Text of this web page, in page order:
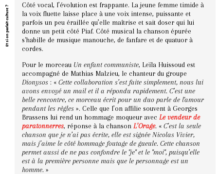
Et si on parlait culture ?
Côté vocal, l’évolution est frappante. La jeune femme timide à
la voix fluette laisse place à une voix intense, puissante et
parfois un peu éraillée qu’elle maîtrise et sait doser qui lui
donne un petit côté Piaf. Côté musical la chanson épurée
s'habille de musique manouche, de fanfare et de quatuor à
cordes.
Pour le morceau Un enfant communiste, Leïla Huissoud est
accompagné de Mathias Malzieu, le chanteur du groupe
Dionysos : « Cette collaboration s’est faite simplement, nous lui
avons envoyé un mail et il a répondu rapidement. C’est une
belle rencontre, ce morceau écrit pour un duo parle de l'amour
pendant les règles ». Celle que l’on affilie souvent à Georges
Brassens lui rend un hommage moqueur avec Le vendeur de
paratonnerres, réponse à la chanson L’Orage. « C’est la seule
chanson que je n’ai pas écrite, elle est signée Nicolas Vivier,
mais j’aime le côté hommage foutage de gueule. Cette chanson
permet aussi de ne pas confondre le "je" et le "moi", puisqu’elle
est à la première personne mais que le personnage est un
homme. »